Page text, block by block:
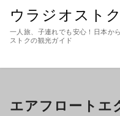
ウラジオスト
一人旅、子連れでも安心！日本か
ストクの観光ガイド
エアフロートエ